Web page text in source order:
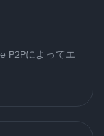
P2Pによってエ